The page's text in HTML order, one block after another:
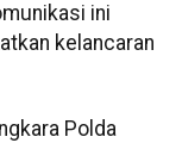
ini
kelancaran
Polda